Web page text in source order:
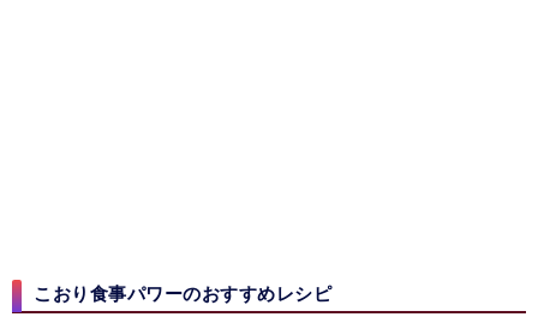
こおり食事パワーのおすすめレシピ​